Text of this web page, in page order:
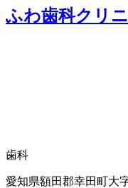
ふわ歯科クリ
歯科
愛知県額田郡幸田町大